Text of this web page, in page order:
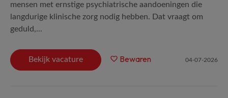
mensen met ernstige psychiatrische aandoeningen die
langdurige klinische zorg nodig hebben. Dat vraagt om
geduld,...
Bekijk vacature Bewaren 04-07-2026